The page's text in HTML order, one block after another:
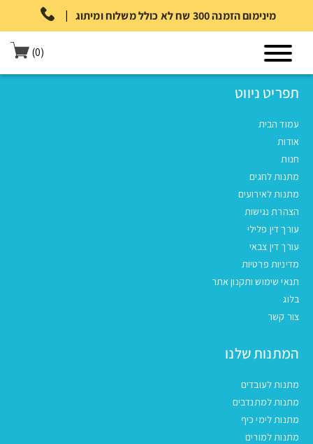
| מינימום הזמנה 300 שח לא כולל משלוח ומיתוג
(0)
תפריט ניווט
עמוד הבית
אודות
חנות
מתנות לחגים
מתנות לאירועים
הצהרת נגישות
עורך דין פלילי
עורך דין צבאי
מדיניות פרטיות
תנאי שימוש ותקנון אתר
בלוג
צור קשר
המתנות שלנו
מתנות לעובדים
מתנות למתנדבים
מתנות לימי כיף
מתנות למורים